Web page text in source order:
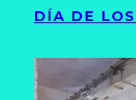
DÍA DE